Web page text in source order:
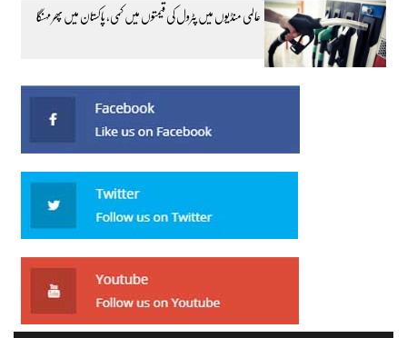
عالمی منڈیوں میں پٹرول کی قیمتوں میں کمی، پاکستان میں پھر مہنگا